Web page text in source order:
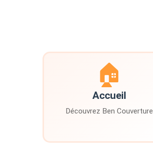
🏠
Accueil
Découvrez Ben Couverture